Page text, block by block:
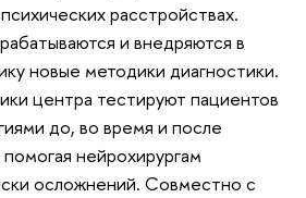
расстройствах.
и внедряются в
новые методики диагностики.
центра тестируют пациентов
до, во время и после
нейрохирургам
осложнений. Совместно с